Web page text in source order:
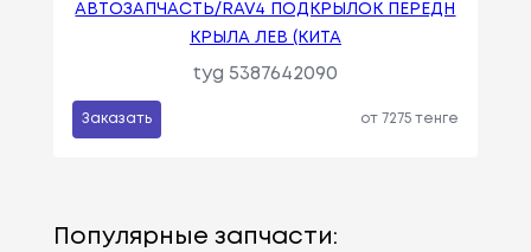
АВТОЗАПЧАСТЬ/RAV4 ПОДКРЫЛОК ПЕРЕДН
КРЫЛА ЛЕВ (КИТА
tyg 5387642090
Заказать от 7275 тенге
Популярные запчасти: